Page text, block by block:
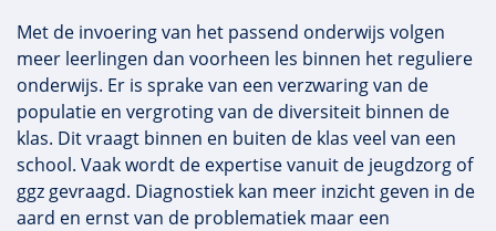
Met de invoering van het passend onderwijs volgen
meer leerlingen dan voorheen les binnen het reguliere
onderwijs. Er is sprake van een verzwaring van de
populatie en vergroting van de diversiteit binnen de
klas. Dit vraagt binnen en buiten de klas veel van een
school. Vaak wordt de expertise vanuit de jeugdzorg of
ggz gevraagd. Diagnostiek kan meer inzicht geven in de
aard en ernst van de problematiek maar een